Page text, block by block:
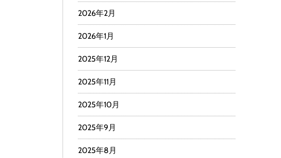
2026年2月
2026年1月
2025年12月
2025年11月
2025年10月
2025年9月
2025年8月